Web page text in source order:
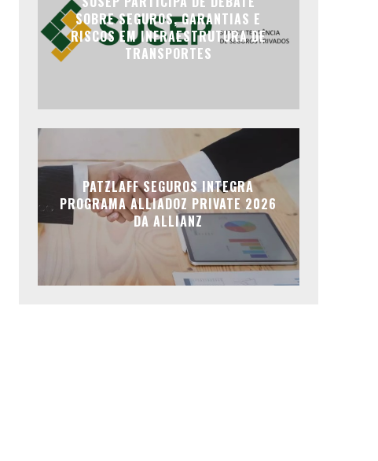
SOBRE SEGUROS, GARANTIAS E
RISCOS EM INFRAESTRUTURA DE
TRANSPORTES
PATZLAFF SEGUROS INTEGRA
PROGRAMA ALLIADOZ PRIVATE 2026
DA ALLIANZ